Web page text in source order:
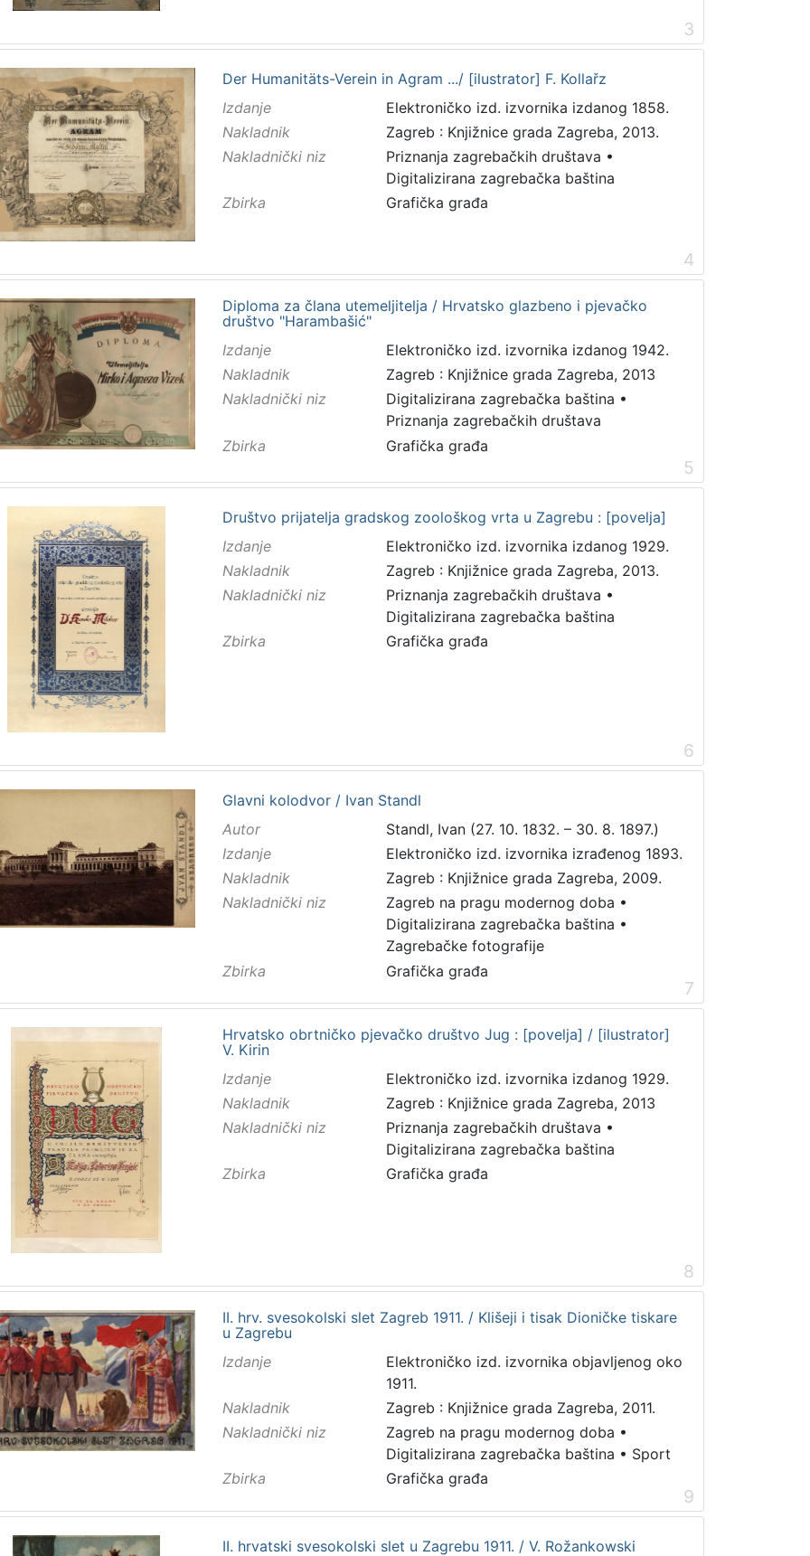
3
Der Humanitäts-Verein in Agram .../ [ilustrator] F. Kollařz
Izdanje
Elektroničko izd. izvornika izdanog 1858.
Nakladnik
Zagreb : Knjižnice grada Zagreba, 2013.
Nakladnički niz
Priznanja zagrebačkih društava •
Digitalizirana zagrebačka baština
Zbirka
Grafička građa
4
Diploma za člana utemeljitelja / Hrvatsko glazbeno i pjevačko
društvo "Harambašić"
Izdanje
Elektroničko izd. izvornika izdanog 1942.
Nakladnik
Zagreb : Knjižnice grada Zagreba, 2013
Nakladnički niz
Digitalizirana zagrebačka baština •
Priznanja zagrebačkih društava
Zbirka
Grafička građa
5
Društvo prijatelja gradskog zoološkog vrta u Zagrebu : [povelja]
Izdanje
Elektroničko izd. izvornika izdanog 1929.
Nakladnik
Zagreb : Knjižnice grada Zagreba, 2013.
Nakladnički niz
Priznanja zagrebačkih društava •
Digitalizirana zagrebačka baština
Zbirka
Grafička građa
6
Glavni kolodvor / Ivan Standl
Autor
Standl, Ivan (27. 10. 1832. – 30. 8. 1897.)
Izdanje
Elektroničko izd. izvornika izrađenog 1893.
Nakladnik
Zagreb : Knjižnice grada Zagreba, 2009.
Nakladnički niz
Zagreb na pragu modernog doba •
Digitalizirana zagrebačka baština •
Zagrebačke fotografije
Zbirka
Grafička građa
7
Hrvatsko obrtničko pjevačko društvo Jug : [povelja] / [ilustrator]
V. Kirin
Izdanje
Elektroničko izd. izvornika izdanog 1929.
Nakladnik
Zagreb : Knjižnice grada Zagreba, 2013
Nakladnički niz
Priznanja zagrebačkih društava •
Digitalizirana zagrebačka baština
Zbirka
Grafička građa
8
II. hrv. svesokolski slet Zagreb 1911. / Klišeji i tisak Dioničke tiskare
u Zagrebu
Izdanje
Elektroničko izd. izvornika objavljenog oko
1911.
Nakladnik
Zagreb : Knjižnice grada Zagreba, 2011.
Nakladnički niz
Zagreb na pragu modernog doba •
Digitalizirana zagrebačka baština • Sport
Zbirka
Grafička građa
9
II. hrvatski svesokolski slet u Zagrebu 1911. / V. Rožankowski